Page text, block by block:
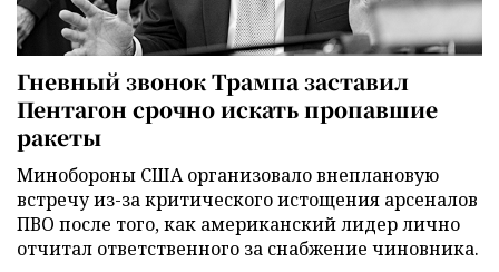
Гневный звонок Трампа заставил
Пентагон срочно искать пропавшие
ракеты
Минобороны США организовало внеплановую
встречу из-за критического истощения арсеналов
ПВО после того, как американский лидер лично
отчитал ответственного за снабжение чиновника.